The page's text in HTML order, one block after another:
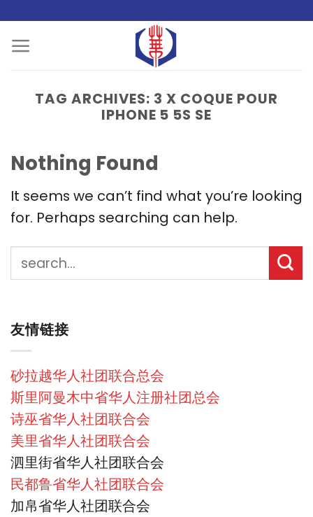
content
TAG ARCHIVES: 3 X COQUE POUR
IPHONE 5 5S SE
Nothing Found
It seems we can’t find what you’re looking
for. Perhaps searching can help.
友情链接
砂拉越华人社团联合总会
斯里阿曼木中省华人注册社团总会
诗巫省华人社团联合会
美里省华人社团联合会
泗里街省华人社团联合会
民都鲁省华人社团联合会
加帛省华人社团联合会